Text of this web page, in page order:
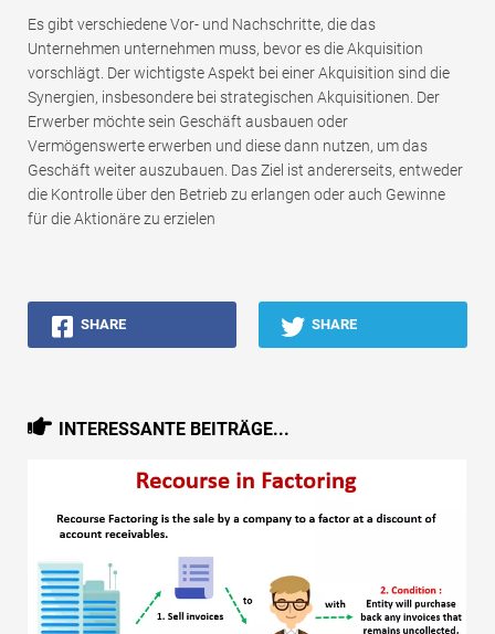
Es gibt verschiedene Vor- und Nachschritte, die das
Unternehmen unternehmen muss, bevor es die Akquisition
vorschlägt. Der wichtigste Aspekt bei einer Akquisition sind die
Synergien, insbesondere bei strategischen Akquisitionen. Der
Erwerber möchte sein Geschäft ausbauen oder
Vermögenswerte erwerben und diese dann nutzen, um das
Geschäft weiter auszubauen. Das Ziel ist andererseits, entweder
die Kontrolle über den Betrieb zu erlangen oder auch Gewinne
für die Aktionäre zu erzielen
SHARE SHARE
INTERESSANTE BEITRÄGE...